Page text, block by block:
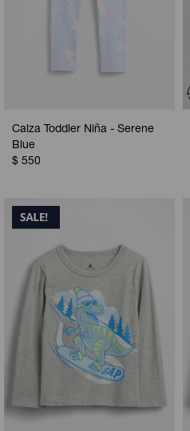
Calza Toddler Niña - Serene
Blue
$ 550